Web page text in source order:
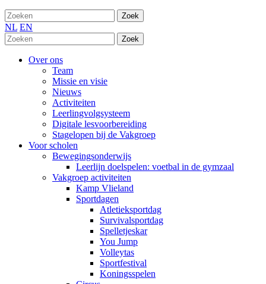
Zoek
NL EN
Zoek
Over ons
Team
Missie en visie
Nieuws
Activiteiten
Leerlingvolgsysteem
Digitale lesvoorbereiding
Stagelopen bij de Vakgroep
Voor scholen
Bewegingsonderwijs
Leerlijn doelspelen: voetbal in de gymzaal
Vakgroep activiteiten
Kamp Vlieland
Sportdagen
Atletieksportdag
Survivalsportdag
Spelletjeskar
You Jump
Volleytas
Sportfestival
Koningsspelen